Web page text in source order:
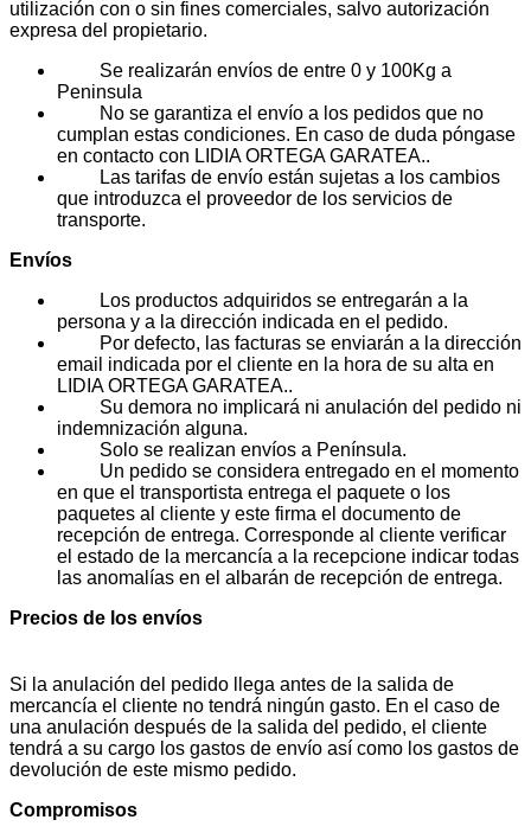
utilización con o sin fines comerciales, salvo autorización
expresa del propietario.
Se realizarán envíos de entre 0 y 100Kg a
Peninsula
No se garantiza el envío a los pedidos que no
cumplan estas condiciones. En caso de duda póngase
en contacto con LIDIA ORTEGA GARATEA..
Las tarifas de envío están sujetas a los cambios
que introduzca el proveedor de los servicios de
transporte.
Envíos
Los productos adquiridos se entregarán a la
persona y a la dirección indicada en el pedido.
Por defecto, las facturas se enviarán a la dirección
email indicada por el cliente en la hora de su alta en
LIDIA ORTEGA GARATEA..
Su demora no implicará ni anulación del pedido ni
indemnización alguna.
Solo se realizan envíos a Península.
Un pedido se considera entregado en el momento
en que el transportista entrega el paquete o los
paquetes al cliente y este firma el documento de
recepción de entrega. Corresponde al cliente verificar
el estado de la mercancía a la recepcione indicar todas
las anomalías en el albarán de recepción de entrega.
Precios de los envíos
Si la anulación del pedido llega antes de la salida de
mercancía el cliente no tendrá ningún gasto. En el caso de
una anulación después de la salida del pedido, el cliente
tendrá a su cargo los gastos de envío así como los gastos de
devolución de este mismo pedido.
Compromisos